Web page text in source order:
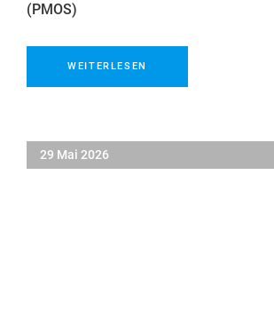
(PMOS)
WEITERLESEN
29 Mai 2026